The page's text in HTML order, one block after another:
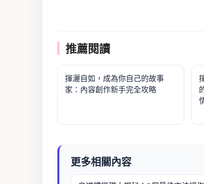
推薦閱讀
揮灑自如，成為你自己的故事
家：內容創作新手完全攻略
更多相關內容